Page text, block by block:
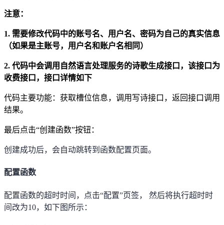
注意：
1. 需要修改代码中的账号名、用户名、密码为自己的真实信息
（如果是主账号，用户名和账户名相同）
2. 代码中会调用自然语言处理服务的诗歌生成接口，该接口为
收费接口，接口详情如下
代码主要功能：获取槽位信息，调用写诗接口，返回接口调用
结果。
最后点击“创建函数”按钮：
创建成功后，会自动跳转到函数配置页面。
配置函数
配置函数的超时时间，点击“配置”页签， 然后将执行超时时
间改为10，如下图所示：